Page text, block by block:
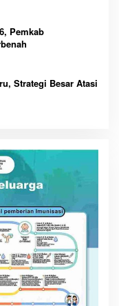
Pemkab
Strategi Besar Atasi